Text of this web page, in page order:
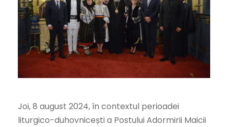
Joi, 8 august 2024, în contextul perioadei
liturgico-duhovnicești a Postului Adormirii Maicii